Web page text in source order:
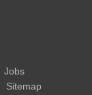
Jobs
Sitemap